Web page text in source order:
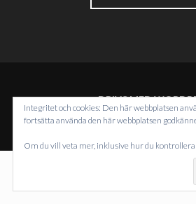
SOM
DRIVS MED
TEMA: INTERGALACTIC AV
Integritet och cookies: Den här webbplatsen
fortsätta använda den här webbplatsen
Om du vill veta mer, inklusive hur du